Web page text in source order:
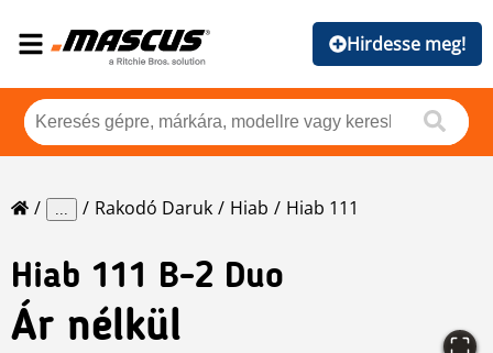
Hirdesse meg!
... Rakodó Daruk Hiab Hiab 111
Hiab 111 B-2 Duo
Ár nélkül